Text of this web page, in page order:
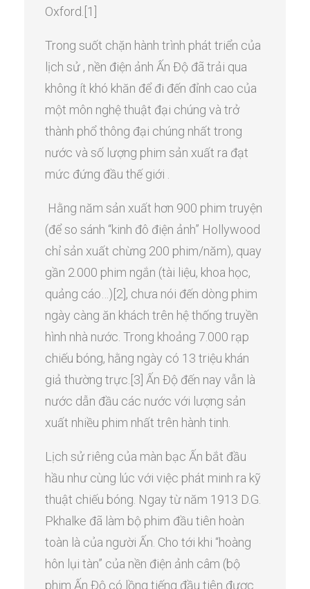
Oxford.[1]
Trong suốt chặn hành trình phát triển của
lịch sử , nền điện ảnh Ấn Độ đã trải qua
không ít khó khăn để đi đến đỉnh cao của
một môn nghệ thuật đại chúng và trở
thành phổ thông đại chúng nhất trong
nước và số lượng phim sản xuất ra đạt
mức đứng đầu thế giới .
Hằng năm sản xuất hơn 900 phim truyện
(để so sánh “kinh đô điện ảnh” Hollywood
chỉ sản xuất chừng 200 phim/năm), quay
gần 2.000 phim ngắn (tài liệu, khoa học,
quảng cáo…)[2], chưa nói đến dòng phim
ngày càng ăn khách trên hệ thống truyền
hình nhà nước. Trong khoảng 7.000 rạp
chiếu bóng, hằng ngày có 13 triệu khán
giả thường trực.[3] Ấn Độ đến nay vẫn là
nước dẫn đầu các nước với lượng sản
xuất nhiều phim nhất trên hành tinh.
Lịch sử riêng của màn bạc Ấn bắt đầu
hầu như cùng lúc với việc phát minh ra kỹ
thuật chiếu bóng. Ngay từ năm 1913 D.G.
Pkhalke đã làm bộ phim đầu tiên hoàn
toàn là của người Ấn. Cho tới khi “hoàng
hôn lụi tàn” của nền điện ảnh câm (bộ
phim Ấn Độ có lồng tiếng đầu tiên được